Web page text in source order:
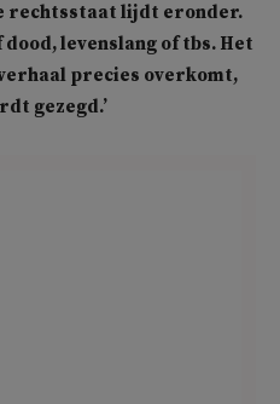
rechtsstaat lijdt eronder.
dood, levenslang of tbs. Het
precies overkomt,
gezegd.’